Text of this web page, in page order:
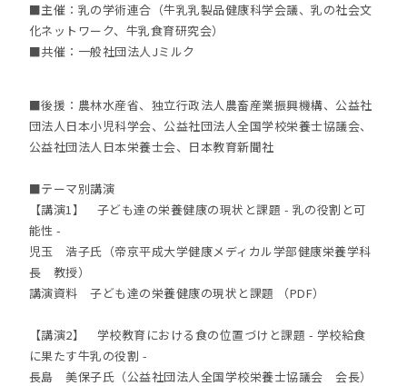
■主催：乳の学術連合（牛乳乳製品健康科学会議、乳の社会文
化ネットワーク、牛乳食育研究会）
■共催：一般社団法人Jミルク
■後援：農林水産省、独立行政法人農畜産業振興機構、公益社
団法人日本小児科学会、公益社団法人全国学校栄養士協議会、
公益社団法人日本栄養士会、日本教育新聞社
■テーマ別講演
【講演1】 子ども達の栄養健康の現状と課題 - 乳の役割と可
能性 -
児玉 浩子氏（帝京平成大学健康メディカル学部健康栄養学科
長 教授）
講演資料 子ども達の栄養健康の現状と課題 （PDF）
【講演2】 学校教育における食の位置づけと課題 - 学校給食
に果たす牛乳の役割 -
長島 美保子氏（公益社団法人全国学校栄養士協議会 会長）